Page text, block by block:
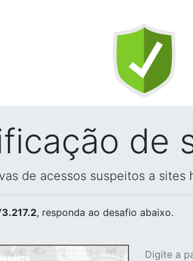
de
de acessos suspeitos a sites
, responda ao desafio abaixo.
Digite a